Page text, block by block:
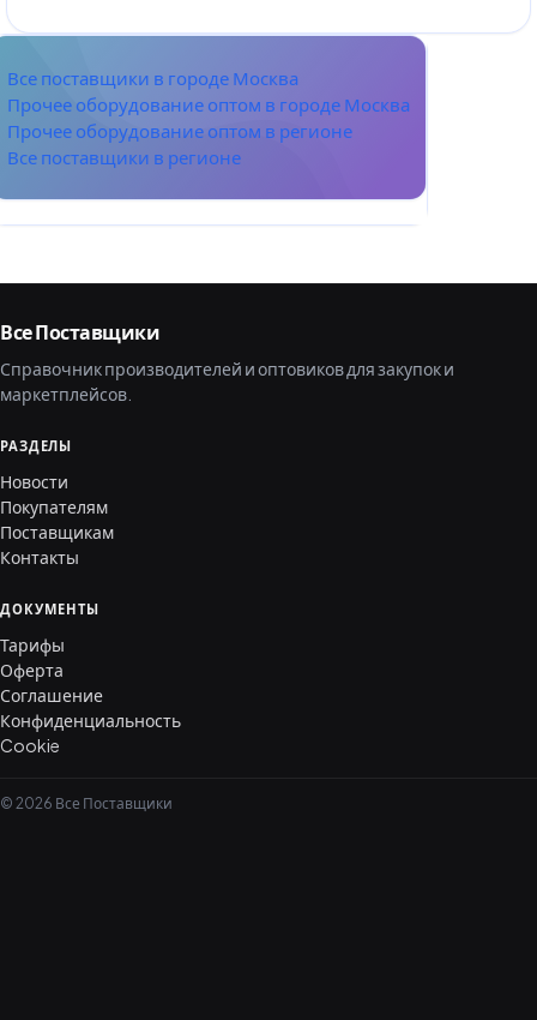
Все поставщики в городе Москва
Прочее оборудование оптом в городе Москва
Прочее оборудование оптом в регионе
Все поставщики в регионе
Все Поставщики
Справочник производителей и оптовиков для закупок и
маркетплейсов.
РАЗДЕЛЫ
Новости
Покупателям
Поставщикам
Контакты
ДОКУМЕНТЫ
Тарифы
Оферта
Соглашение
Конфиденциальность
Cookie
© 2026 Все Поставщики